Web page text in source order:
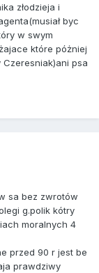
złodzieja i
byc
w swym
które póżniej
psa
sa bez zwrotów
g.polik kótry
moralnych 4
przed 90 r jest be
prawdziwy